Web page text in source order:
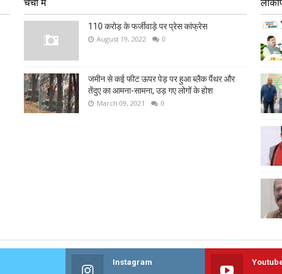
चर्चा में
110 करोड़ के फर्जीवाड़े पर प्रेस कांफ्रेस
August 19, 2022 0
जमीन से कई फीट ऊपर पेड़ पर हुआ ब्लैक पैंथर और
तेंदुए का आमना-सामना, उड़ गए लोगों के होश
March 09, 2021 0
Instagram